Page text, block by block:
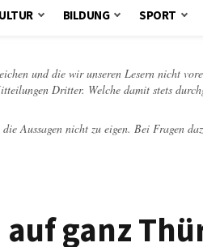
BILDUNG SPORT
und die wir unseren Lesern nicht
Dritter. Welche damit stets
Aussagen nicht zu eigen. Bei Fragen
ganz